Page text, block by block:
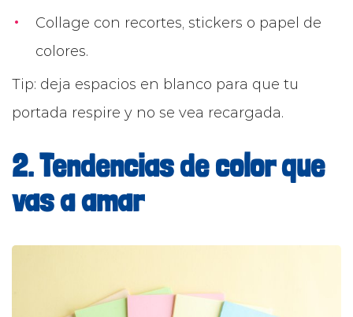
Collage con recortes, stickers o papel de
colores.
Tip: deja espacios en blanco para que tu
portada respire y no se vea recargada.
2. Tendencias de color que
vas a amar